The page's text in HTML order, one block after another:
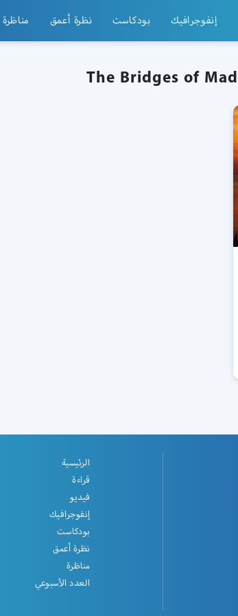
إنفوجرافيك بودكاست نظرة أعمق مناظرة
الرئيسية
قراءة
فيديو
إنفوجرافيك
بودكاست
نظرة أعمق
مناظرة
العدد الأسبوعي